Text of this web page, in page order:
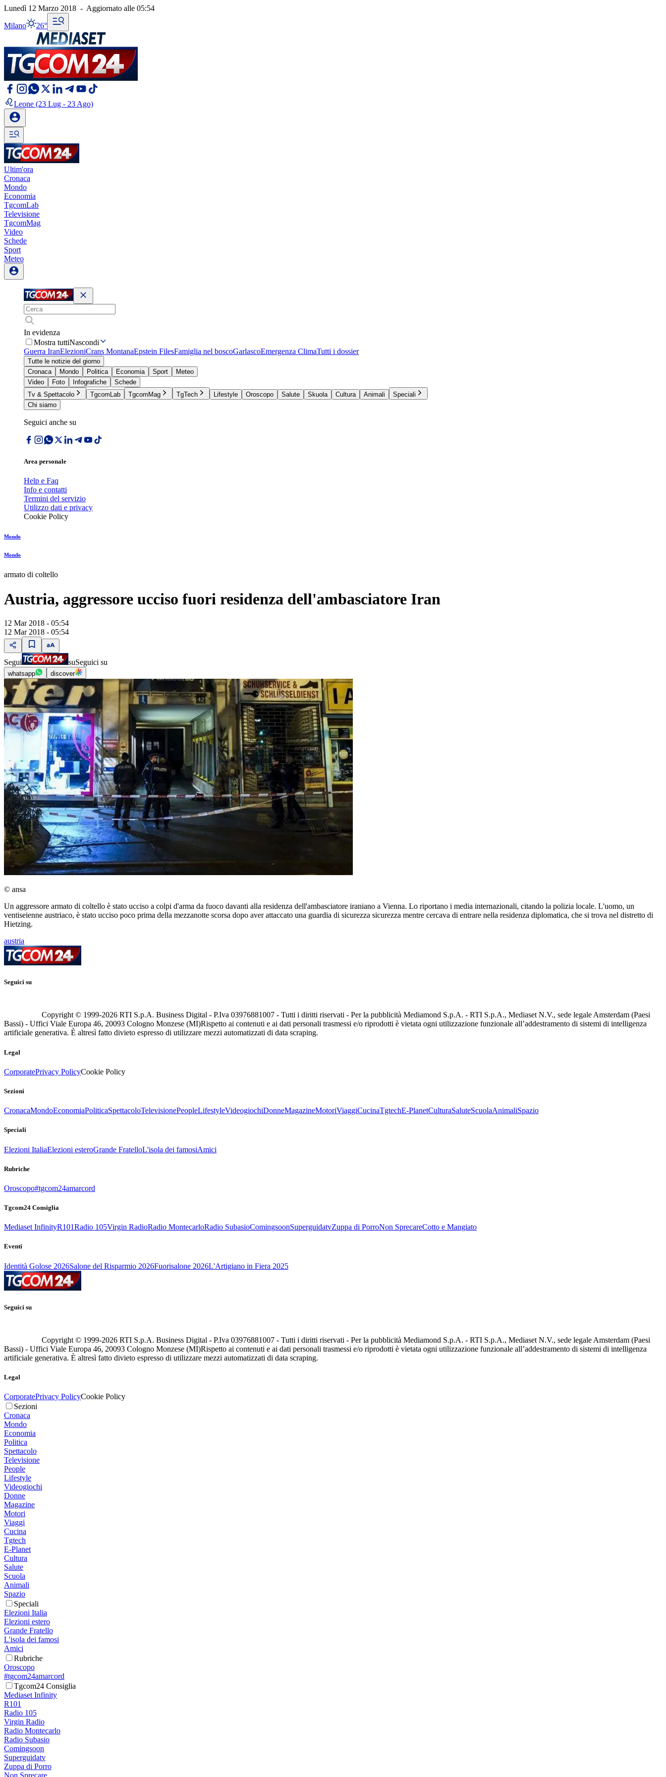
Lunedì 12 Marzo 2018 - Aggiornato alle 05:54
Milano 26°
Leone (23 Lug - 23 Ago)
Ultim'ora
Cronaca
Mondo
Economia
TgcomLab
Televisione
TgcomMag
Video
Schede
Sport
Meteo
In evidenza
Mostra tuttiNascondi
Guerra IranElezioniCrans MontanaEpstein FilesFamiglia nel boscoGarlascoEmergenza ClimaTutti i dossier
Tutte le notizie del giorno
Cronaca
Mondo Politica Economia Sport
Meteo
Video
Foto Infografiche
Schede
Tv & Spettacolo
TgcomLab TgcomMag TgTech Lifestyle Oroscopo Salute Skuola Cultura Animali
Speciali
Chi siamo
Seguici anche su
Area personale
Help e Faq
Info e contatti
Termini del servizio
Utilizzo dati e privacy
Cookie Policy
Mondo
Mondo
armato di coltello
Austria, aggressore ucciso fuori residenza dell'ambasciatore Iran
12 Mar 2018 - 05:54
12 Mar 2018 - 05:54
Segui suSeguici su
whatsapp discover
© ansa
Un aggressore armato di coltello è stato ucciso a colpi d'arma da fuoco davanti alla residenza dell'ambasciatore iraniano a Vienna. Lo riportano i media internazionali, citando la polizia locale. L'uomo, un
ventiseienne austriaco, è stato ucciso poco prima della mezzanotte scorsa dopo aver attaccato una guardia di sicurezza sicurezza mentre cercava di entrare nella residenza diplomatica, che si trova nel distretto di
Hietzing.
austria
Seguici su
Copyright © 1999-2026 RTI S.p.A. Business Digital - P.Iva 03976881007 - Tutti i diritti riservati - Per la pubblicità Mediamond S.p.A. - RTI S.p.A., Mediaset N.V., sede legale Amsterdam (Paesi
Bassi) - Uffici Viale Europa 46, 20093 Cologno Monzese (MI)Rispetto ai contenuti e ai dati personali trasmessi e/o riprodotti è vietata ogni utilizzazione funzionale all’addestramento di sistemi di intelligenza
artificiale generativa. È altresì fatto divieto espresso di utilizzare mezzi automatizzati di data scraping.
Legal
CorporatePrivacy PolicyCookie Policy
Sezioni
CronacaMondoEconomiaPoliticaSpettacoloTelevisionePeopleLifestyleVideogiochiDonneMagazineMotoriViaggiCucinaTgtechE-PlanetCulturaSaluteScuolaAnimaliSpazio
Speciali
Elezioni ItaliaElezioni esteroGrande FratelloL'isola dei famosiAmici
Rubriche
Oroscopo#tgcom24amarcord
Tgcom24 Consiglia
Mediaset InfinityR101Radio 105Virgin RadioRadio MontecarloRadio SubasioComingsoonSuperguidatvZuppa di PorroNon SprecareCotto e Mangiato
Eventi
Identità Golose 2026Salone del Risparmio 2026Fuorisalone 2026L'Artigiano in Fiera 2025
Seguici su
Copyright © 1999-2026 RTI S.p.A. Business Digital - P.Iva 03976881007 - Tutti i diritti riservati - Per la pubblicità Mediamond S.p.A. - RTI S.p.A., Mediaset N.V., sede legale Amsterdam (Paesi
Bassi) - Uffici Viale Europa 46, 20093 Cologno Monzese (MI)Rispetto ai contenuti e ai dati personali trasmessi e/o riprodotti è vietata ogni utilizzazione funzionale all’addestramento di sistemi di intelligenza
artificiale generativa. È altresì fatto divieto espresso di utilizzare mezzi automatizzati di data scraping.
Legal
CorporatePrivacy PolicyCookie Policy
Sezioni
Cronaca
Mondo
Economia
Politica
Spettacolo
Televisione
People
Lifestyle
Videogiochi
Donne
Magazine
Motori
Viaggi
Cucina
Tgtech
E-Planet
Cultura
Salute
Scuola
Animali
Spazio
Speciali
Elezioni Italia
Elezioni estero
Grande Fratello
L'isola dei famosi
Amici
Rubriche
Oroscopo
#tgcom24amarcord
Tgcom24 Consiglia
Mediaset Infinity
R101
Radio 105
Virgin Radio
Radio Montecarlo
Radio Subasio
Comingsoon
Superguidatv
Zuppa di Porro